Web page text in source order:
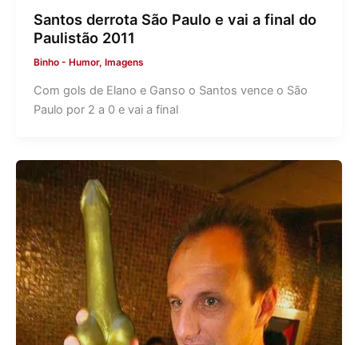
Santos derrota São Paulo e vai a final do
Paulistão 2011
Binho - Humor, Imagens
Com gols de Elano e Ganso o Santos vence o São
Paulo por 2 a 0 e vai a final